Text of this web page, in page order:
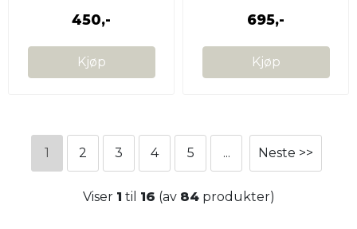
450,-
Kjøp
695,-
Kjøp
1 2 3 4 5 ... Neste >>
Viser 1 til 16 (av 84produkter)